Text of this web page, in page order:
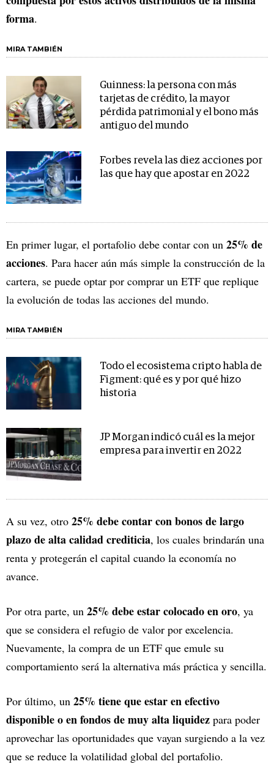
forma.
MIRA TAMBIÉN
Guinness: la persona con más
tarjetas de crédito, la mayor
pérdida patrimonial y el bono más
antiguo del mundo
Forbes revela las diez acciones por
las que hay que apostar en 2022
En primer lugar, el portafolio debe contar con un 25% de
acciones. Para hacer aún más simple la construcción de la
cartera, se puede optar por comprar un ETF que replique
la evolución de todas las acciones del mundo.
MIRA TAMBIÉN
Todo el ecosistema cripto habla de
Figment: qué es y por qué hizo
historia
JP Morgan indicó cuál es la mejor
empresa para invertir en 2022
A su vez, otro 25% debe contar con bonos de largo
plazo de alta calidad crediticia, los cuales brindarán una
renta y protegerán el capital cuando la economía no
avance.
Por otra parte, un 25% debe estar colocado en oro, ya
que se considera el refugio de valor por excelencia.
Nuevamente, la compra de un ETF que emule su
comportamiento será la alternativa más práctica y sencilla.
Por último, un 25% tiene que estar en efectivo
disponible o en fondos de muy alta liquidez para poder
aprovechar las oportunidades que vayan surgiendo a la vez
que se reduce la volatilidad global del portafolio.